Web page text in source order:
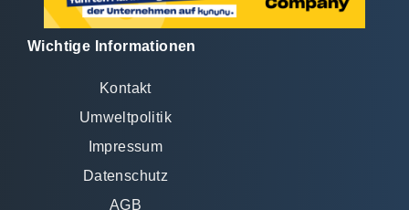
Wichtige Informationen
Kontakt
Umweltpolitik
Impressum
Datenschutz
AGB